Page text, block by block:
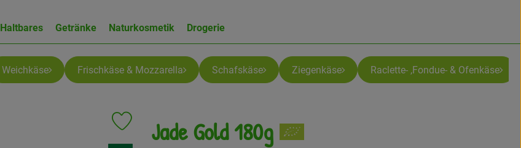
Haltbares Getränke Naturkosmetik Drogerie
Weichkäse Frischkäse & Mozzarella Schafskäse Ziegenkäse Raclette- ,Fondue- & Ofenkäse
Jade Gold 180g
Produkt zu Favouriten hinzufügen